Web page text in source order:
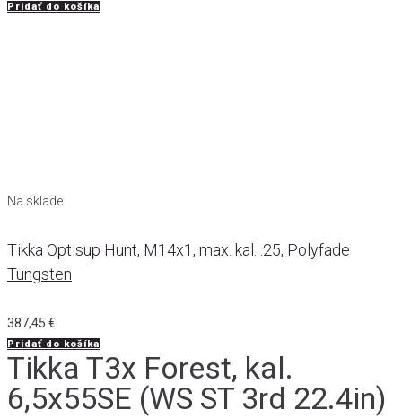
Pridať do košíka
Na sklade
Tikka Optisup Hunt, M14x1, max. kal. .25, Polyfade
Tungsten
387,45 €
Pridať do košíka
Tikka T3x Forest, kal.
6,5x55SE (WS ST 3rd 22.4in)